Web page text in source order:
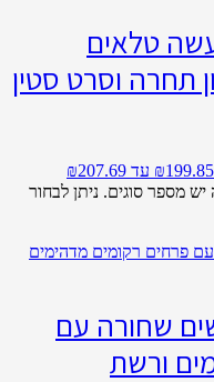
טלאים
תחרה וסרט סטין
יש מספר סוגים. ניתן לבחור
שחורה עם
ורשת